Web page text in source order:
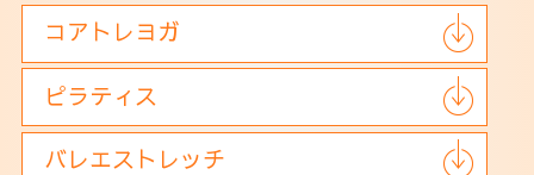
コアトレヨガ
ピラティス
バレエストレッチ